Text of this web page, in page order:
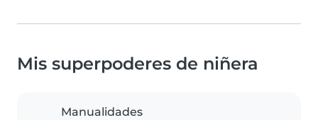
Mis superpoderes de niñera
Manualidades